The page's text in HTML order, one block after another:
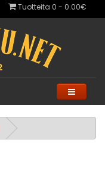
Tuotteita 0 - 0.00€